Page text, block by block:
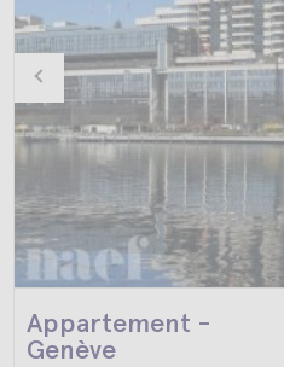
Appartement -
Genève